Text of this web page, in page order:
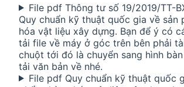
File pdf Thông tư số 19/2019/TT-
Quy chuẩn kỹ thuật quốc gia về sản
hóa vật liệu xây dựng. Bạn để ý có
tải file về máy ở góc trên bên phải
chuột tới đó là chuyển sang hình
tải văn bản về nhé.
File pdf Quy chuẩn kỹ thuật quốc